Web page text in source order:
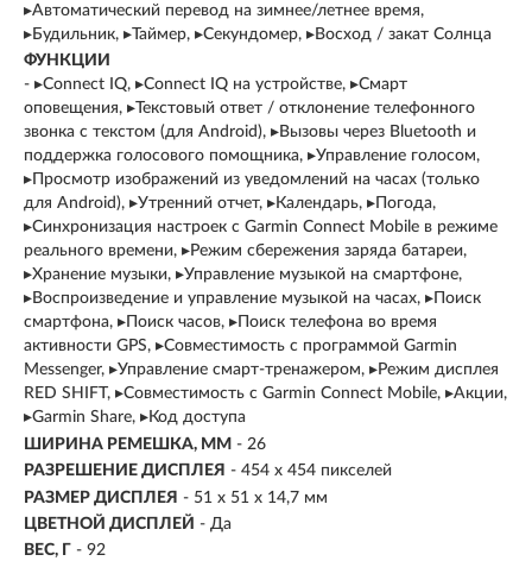
▸Автоматический перевод на зимнее/летнее время,
▸Будильник, ▸Таймер, ▸Секундомер, ▸Восход / закат Солнца
ФУНКЦИИ
- ▸Connect IQ, ▸Connect IQ на устройстве, ▸Смарт
оповещения, ▸Текстовый ответ / отклонение телефонного
звонка с текстом (для Android), ▸Вызовы через Bluetooth и
поддержка голосового помощника, ▸Управление голосом,
▸Просмотр изображений из уведомлений на часах (только
для Android), ▸Утренний отчет, ▸Календарь, ▸Погода,
▸Синхронизация настроек с Garmin Connect Mobile в режиме
реального времени, ▸Режим сбережения заряда батареи,
▸Хранение музыки, ▸Управление музыкой на смартфоне,
▸Воспроизведение и управление музыкой на часах, ▸Поиск
смартфона, ▸Поиск часов, ▸Поиск телефона во время
активности GPS, ▸Совместимость с программой Garmin
Messenger, ▸Управление смарт-тренажером, ▸Режим дисплея
RED SHIFT, ▸Совместимость с Garmin Connect Mobile, ▸Акции,
▸Garmin Share, ▸Код доступа
ШИРИНА РЕМЕШКА, ММ - 26
РАЗРЕШЕНИЕ ДИСПЛЕЯ - 454 x 454 пикселей
РАЗМЕР ДИСПЛЕЯ - 51 x 51 x 14,7 мм
ЦВЕТНОЙ ДИСПЛЕЙ - Да
ВЕС, Г - 92